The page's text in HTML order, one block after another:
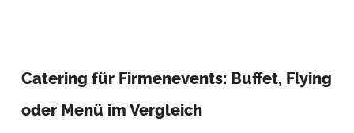
Catering für Firmenevents: Buffet, Flying
oder Menü im Vergleich